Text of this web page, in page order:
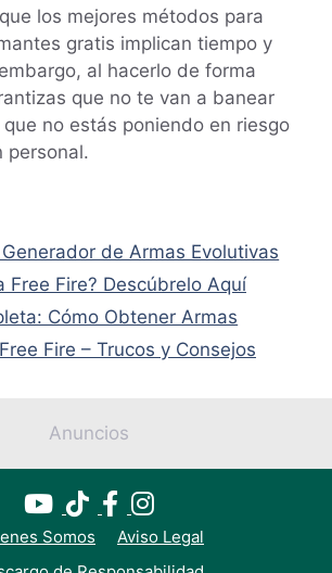
los mejores métodos para
gratis implican tiempo y
al hacerlo de forma
que no te van a banear
que no estás poniendo en riesgo
personal.
de Armas Evolutivas
Free Fire? Descúbrelo Aquí
Cómo Obtener Armas
Fire – Trucos y Consejos
Anuncios
Somos
Aviso Legal